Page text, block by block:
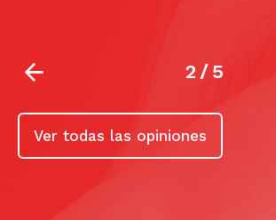
2/5
Ver todas las opiniones